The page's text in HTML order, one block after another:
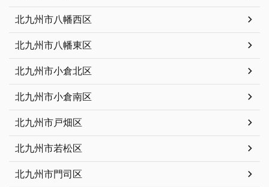
北九州市八幡西区
北九州市八幡東区
北九州市小倉北区
北九州市小倉南区
北九州市戸畑区
北九州市若松区
北九州市門司区